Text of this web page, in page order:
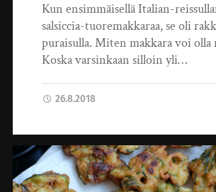
Kun ensimmäisellä Italian-
salsiccia-tuoremakkaraa, se oli
puraisulla. Miten makkara voi olla
Koska varsinkaan silloin yli…
26.8.2018